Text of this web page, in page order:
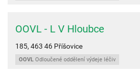
OOVL - L V Hloubce
185, 463 46 Příšovice
OOVL Odloučené oddělení výdeje léčiv